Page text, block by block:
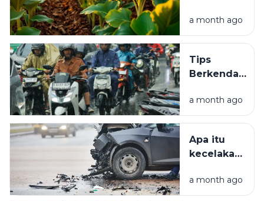
yang Baik
untuk
Mulai dari
Pembibitan
Panen
a month ago
Tips
Berkendara
Hujan.
a month ago
Apa itu
kecelakaan
Penyebab
dan jenis-
a month ago